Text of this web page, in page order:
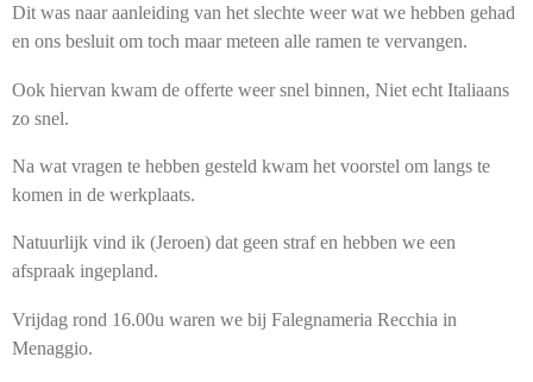
Dit was naar aanleiding van het slechte weer wat we hebben gehad
en ons besluit om toch maar meteen alle ramen te vervangen.
Ook hiervan kwam de offerte weer snel binnen, Niet echt Italiaans
zo snel.
Na wat vragen te hebben gesteld kwam het voorstel om langs te
komen in de werkplaats.
Natuurlijk vind ik (Jeroen) dat geen straf en hebben we een
afspraak ingepland.
Vrijdag rond 16.00u waren we bij Falegnameria Recchia in
Menaggio.